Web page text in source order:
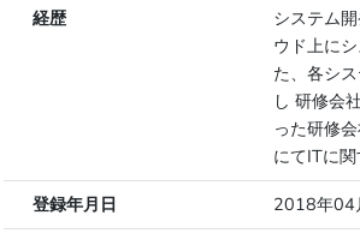
経歴
システム
ウド上に
た、各シ
し 研修会
った研修
にてITに
登録年月日
2018年04